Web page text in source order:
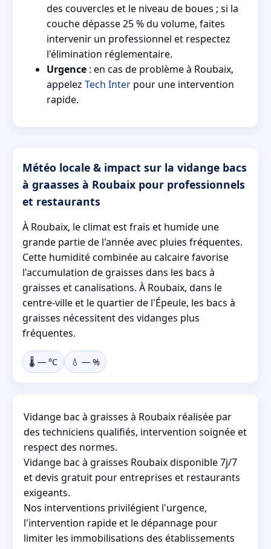
des couvercles et le niveau de boues ; si la
couche dépasse 25 % du volume, faites
intervenir un professionnel et respectez
l'élimination réglementaire.
Urgence : en cas de problème à Roubaix,
appelez Tech Inter pour une intervention
rapide.
Météo locale & impact sur la vidange bacs
à graasses à Roubaix pour professionnels
et restaurants
À Roubaix, le climat est frais et humide une
grande partie de l'année avec pluies fréquentes.
Cette humidité combinée au calcaire favorise
l'accumulation de graisses dans les bacs à
graisses et canalisations. À Roubaix, dans le
centre-ville et le quartier de l'Épeule, les bacs à
graisses nécessitent des vidanges plus
fréquentes.
🌡️ — °C 💧 — %
Vidange bac à graisses à Roubaix réalisée par
des techniciens qualifiés, intervention soignée et
respect des normes.
Vidange bac à graisses Roubaix disponible 7j/7
et devis gratuit pour entreprises et restaurants
exigeants.
Nos interventions privilégient l'urgence,
l'intervention rapide et le dépannage pour
limiter les immobilisations des établissements